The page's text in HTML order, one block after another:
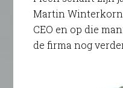
Martin
CEO en op die
de firma nog